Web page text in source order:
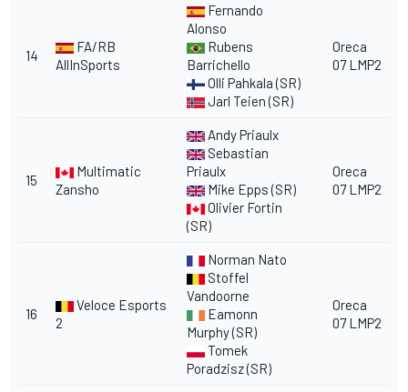
14
FA/RB
AllInSports
Fernando
Alonso
Rubens
Barrichello
Olli Pahkala (SR)
Jarl Teien (SR)
Oreca
07 LMP2
15
Multimatic
Zansho
Andy Priaulx
Sebastian
Priaulx
Mike Epps (SR)
Olivier Fortin
(SR)
Oreca
07 LMP2
16
Veloce Esports
2
Norman Nato
Stoffel
Vandoorne
Eamonn
Murphy (SR)
Tomek
Poradzisz (SR)
Oreca
07 LMP2